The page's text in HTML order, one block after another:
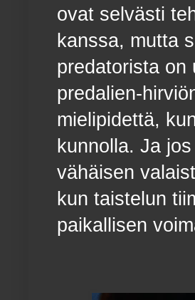
ovat selvästi
kanssa, mutta
predatorista on
predalien-
mielipidettä,
kunnolla. Ja
vähäisen
kun taistelun
paikallisen